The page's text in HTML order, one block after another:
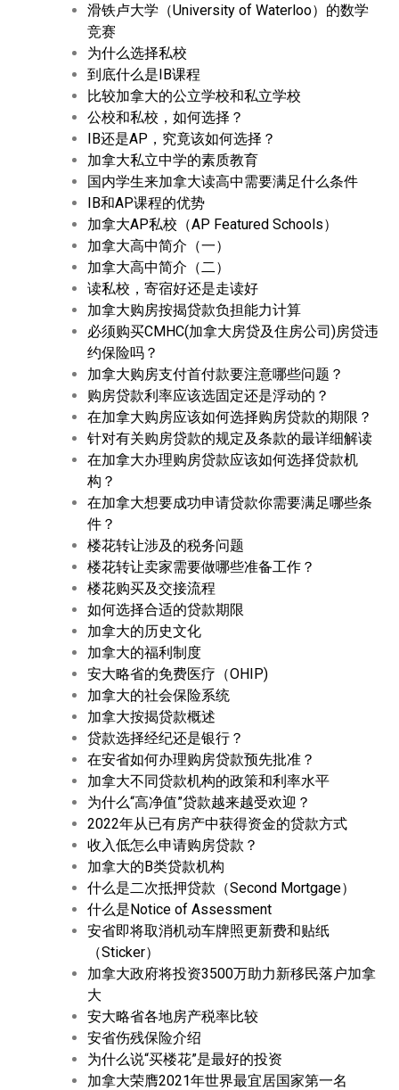
滑铁卢大学（University of Waterloo）的数学
竞赛
为什么选择私校
到底什么是IB课程
比较加拿大的公立学校和私立学校
公校和私校，如何选择？
IB还是AP，究竟该如何选择？
加拿大私立中学的素质教育
国内学生来加拿大读高中需要满足什么条件
IB和AP课程的优势
加拿大AP私校（AP Featured Schools）
加拿大高中简介（一）
加拿大高中简介（二）
读私校，寄宿好还是走读好
加拿大购房按揭贷款负担能力计算
必须购买CMHC(加拿大房贷及住房公司)房贷违
约保险吗？
加拿大购房支付首付款要注意哪些问题？
购房贷款利率应该选固定还是浮动的？
在加拿大购房应该如何选择购房贷款的期限？
针对有关购房贷款的规定及条款的最详细解读
在加拿大办理购房贷款应该如何选择贷款机
构？
在加拿大想要成功申请贷款你需要满足哪些条
件？
楼花转让涉及的税务问题
楼花转让卖家需要做哪些准备工作？
楼花购买及交接流程
如何选择合适的贷款期限
加拿大的历史文化
加拿大的福利制度
安大略省的免费医疗（OHIP)
加拿大的社会保险系统
加拿大按揭贷款概述
贷款选择经纪还是银行？
在安省如何办理购房贷款预先批准？
加拿大不同贷款机构的政策和利率水平
为什么“高净值”贷款越来越受欢迎？
2022年从已有房产中获得资金的贷款方式
收入低怎么申请购房贷款？
加拿大的B类贷款机构
什么是二次抵押贷款（Second Mortgage）
什么是Notice of Assessment
安省即将取消机动车牌照更新费和贴纸
（Sticker）
加拿大政府将投资3500万助力新移民落户加拿
大
安大略省各地房产税率比较
安省伤残保险介绍
为什么说“买楼花”是最好的投资
加拿大荣膺2021年世界最宜居国家第一名